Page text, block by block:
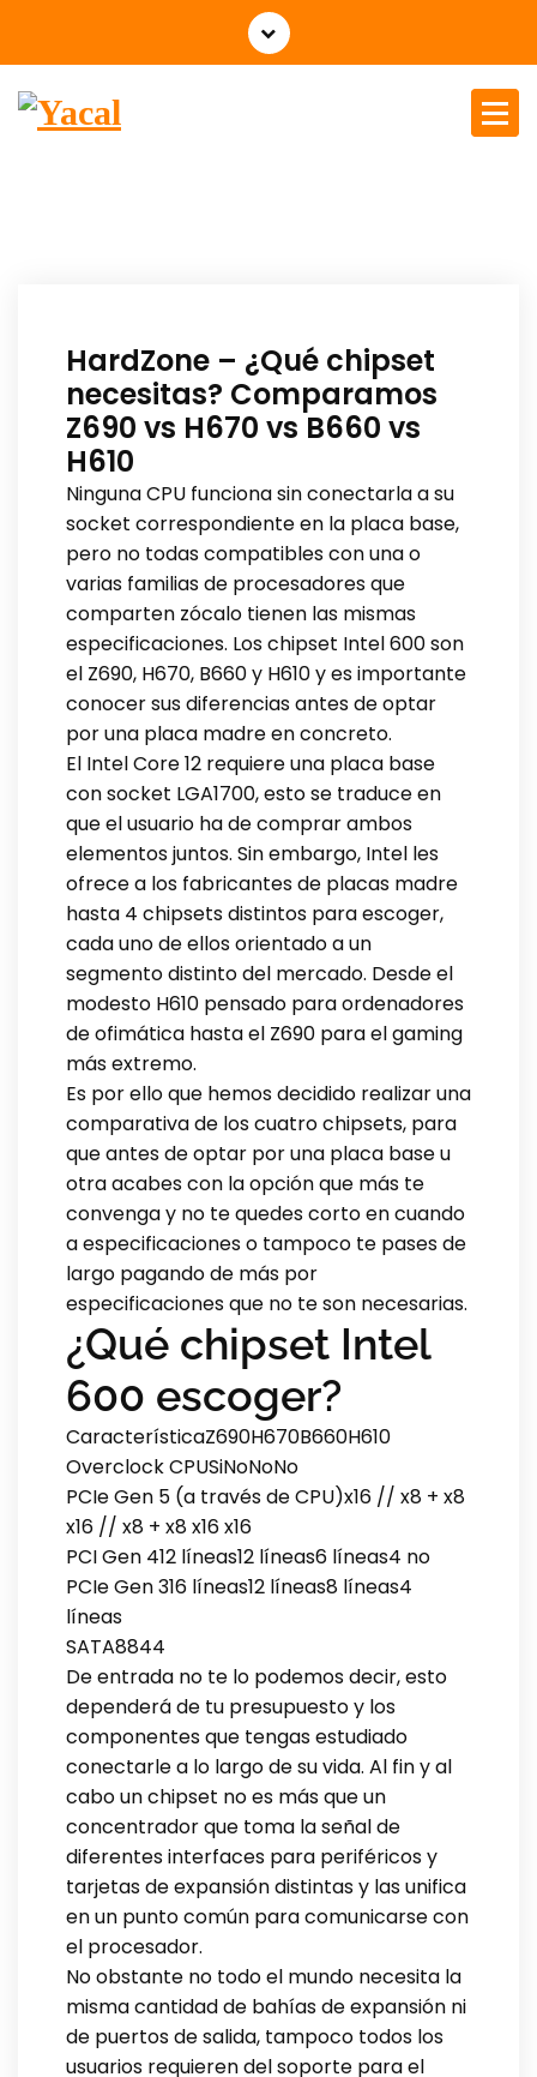
HardZone – ¿Qué chipset
necesitas? Comparamos
Z690 vs H670 vs B660 vs
H610
Ninguna CPU funciona sin conectarla a su
socket correspondiente en la placa base,
pero no todas compatibles con una o
varias familias de procesadores que
comparten zócalo tienen las mismas
especificaciones. Los chipset Intel 600 son
el Z690, H670, B660 y H610 y es importante
conocer sus diferencias antes de optar
por una placa madre en concreto.
El Intel Core 12 requiere una placa base
con socket LGA1700, esto se traduce en
que el usuario ha de comprar ambos
elementos juntos. Sin embargo, Intel les
ofrece a los fabricantes de placas madre
hasta 4 chipsets distintos para escoger,
cada uno de ellos orientado a un
segmento distinto del mercado. Desde el
modesto H610 pensado para ordenadores
de ofimática hasta el Z690 para el gaming
más extremo.
Es por ello que hemos decidido realizar una
comparativa de los cuatro chipsets, para
que antes de optar por una placa base u
otra acabes con la opción que más te
convenga y no te quedes corto en cuando
a especificaciones o tampoco te pases de
largo pagando de más por
especificaciones que no te son necesarias.
¿Qué chipset Intel
600 escoger?
CaracterísticaZ690H670B660H610
Overclock CPUSiNoNoNo
PCIe Gen 5 (a través de CPU)x16 // x8 + x8
x16 // x8 + x8 x16 x16
PCI Gen 412 líneas12 líneas6 líneas4 no
PCIe Gen 316 líneas12 líneas8 líneas4
líneas
SATA8844
De entrada no te lo podemos decir, esto
dependerá de tu presupuesto y los
componentes que tengas estudiado
conectarle a lo largo de su vida. Al fin y al
cabo un chipset no es más que un
concentrador que toma la señal de
diferentes interfaces para periféricos y
tarjetas de expansión distintas y las unifica
en un punto común para comunicarse con
el procesador.
No obstante no todo el mundo necesita la
misma cantidad de bahías de expansión ni
de puertos de salida, tampoco todos los
usuarios requieren del soporte para el